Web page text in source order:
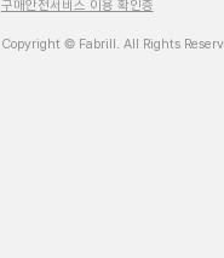
구매안전서비스 이용 확인증
Copyright © Fabrill. All Rights